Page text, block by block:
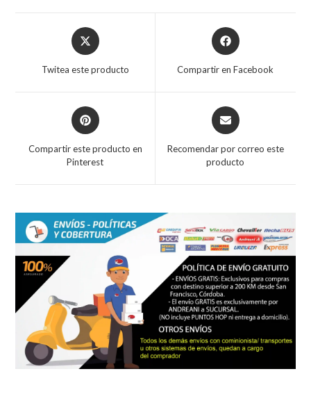
Opens
in
Twitea este producto
Opens
in
Compartir en Facebook
Opens
in
new
Compartir este producto en
Pinterest
Opens
in
new
Recomendar por correo este
producto